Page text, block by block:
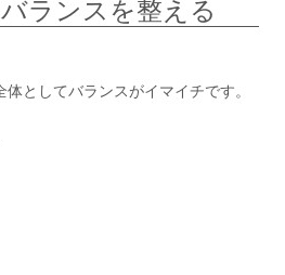
ランスを整える
としてバランスがイマイチです。